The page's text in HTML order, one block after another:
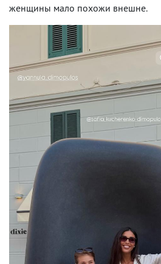
женщины мало похожи внешне.